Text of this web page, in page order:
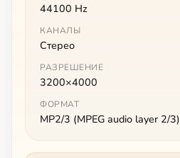
44100 Hz
КАНАЛЫ
Стерео
РАЗРЕШЕНИЕ
3200×4000
ФОРМАТ
MP2/3 (MPEG audio layer 2/3)